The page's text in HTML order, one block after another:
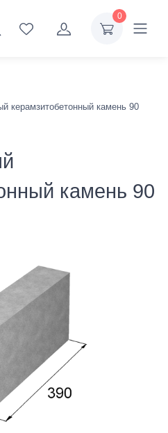
0
керамзитобетонный камень 90
камень 90